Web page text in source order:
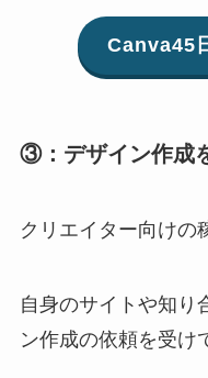
Canva45
③：デザイン作成
クリエイター向けの
自身のサイトや知り
ン作成の依頼を受け